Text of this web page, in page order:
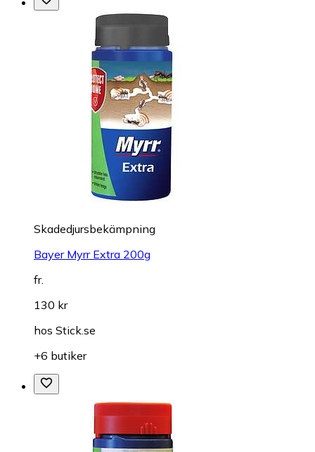
Skadedjursbekämpning
Bayer Myrr Extra 200g
fr.
130 kr
hos Stick.se
+6 butiker